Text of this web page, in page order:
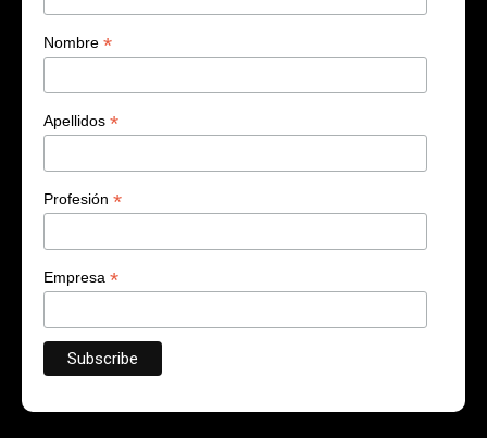
Dirección de correo electrónico*
Nombre*
Apellidos*
Profesión*
Empresa*